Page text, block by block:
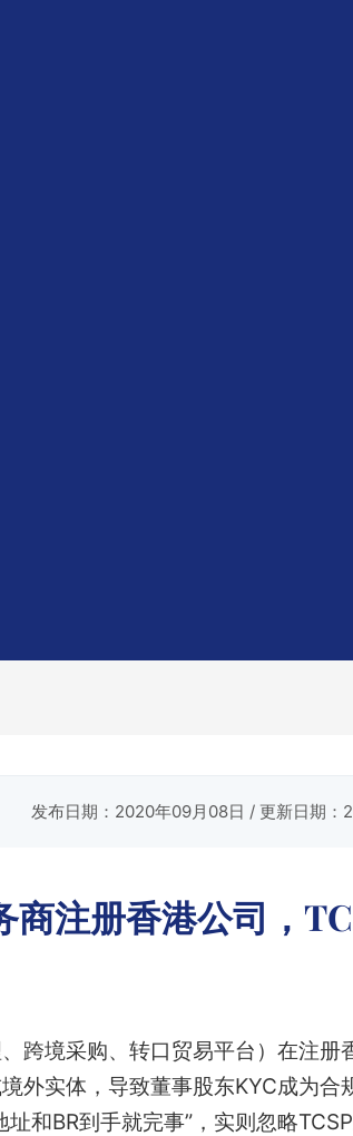
发布日期：2020年09月08日 / 更新日期：
商注册香港公司，
跨境采购、转口贸易平台）在注册
外实体，导致董事股东KYC成为合
址和BR到手就完事”，实则忽略